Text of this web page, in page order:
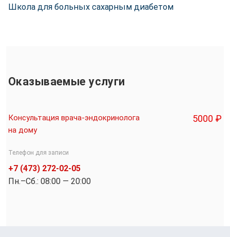
Школа для больных сахарным диабетом
Оказываемые услуги
Консультация врача-эндокринолога
на дому
5000 ₽
Телефон для записи
+7 (473) 272-02-05
Пн.–Cб.: 08:00 — 20:00